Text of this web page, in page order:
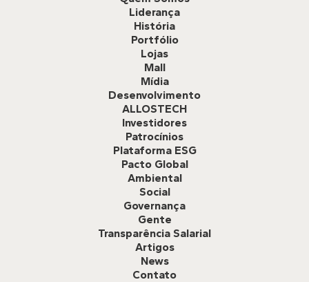
Liderança
História
Portfólio
Lojas
Mall
Mídia
Desenvolvimento
ALLOSTECH
Investidores
Patrocínios
Plataforma ESG
Pacto Global
Ambiental
Social
Governança
Gente
Transparência Salarial
Artigos
News
Contato